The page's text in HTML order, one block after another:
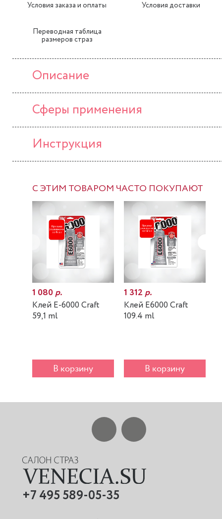
Условия заказа и оплаты Условия доставки
Переводная таблица
размеров страз
Описание
Сферы применения
Инструкция
С ЭТИМ ТОВАРОМ ЧАСТО ПОКУПАЮТ
1 080р.
Клей E-6000 Craft
59,1 ml
В корзину
1 312р.
Клей E6000 Craft
109.4 ml
В корзину
+7 495 589-05-35